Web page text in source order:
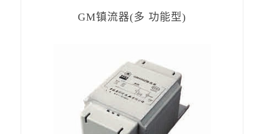
GM镇流器(多 功能型)